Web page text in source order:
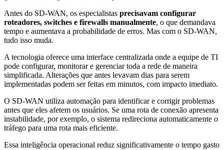
Antes do SD-WAN, os especialistas precisavam configurar
roteadores, switches e firewalls manualmente, o que demandava
tempo e aumentava a probabilidade de erros. Mas com o SD-WAN,
tudo isso muda.
A tecnologia oferece uma interface centralizada onde a equipe de TI
pode configurar, monitorar e gerenciar toda a rede de maneira
simplificada. Alterações que antes levavam dias para serem
implementadas podem ser feitas em minutos, com impacto imediato.
O SD-WAN utiliza automação para identificar e corrigir problemas
antes que eles afetem os usuários. Se uma rota de conexão apresenta
instabilidade, por exemplo, o sistema redireciona automaticamente o
tráfego para uma rota mais eficiente.
Essa inteligência operacional reduz significativamente o tempo gasto